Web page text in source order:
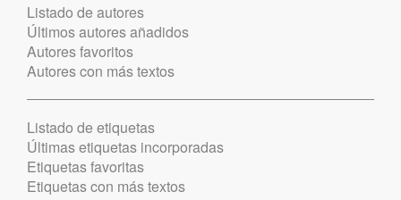
Listado de autores
Últimos autores añadidos
Autores favoritos
Autores con más textos
Listado de etiquetas
Últimas etiquetas incorporadas
Etiquetas favoritas
Etiquetas con más textos